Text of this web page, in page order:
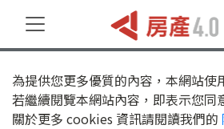
為提供您更多優質的內容，本網站使
若繼續閱覽本網站內容，即表示您同
關於更多 cookies 資訊請閱讀我們的